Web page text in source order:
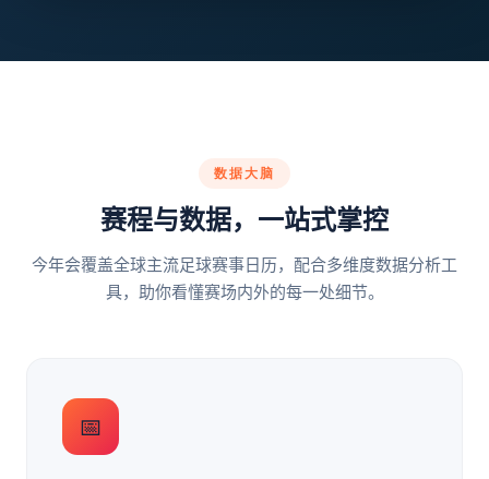
数据大脑
赛程与数据，一站式掌控
今年会覆盖全球主流足球赛事日历，配合多维度数据分析工
具，助你看懂赛场内外的每一处细节。
📅